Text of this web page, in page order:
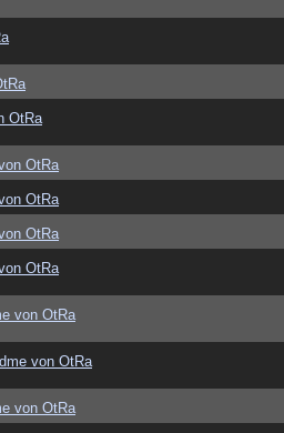
OtRa
OtRa
OtRa
OtRa
OtRa
von OtRa
von OtRa
von OtRa